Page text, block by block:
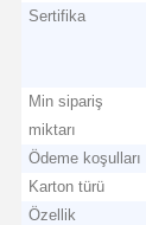
Sertifika
Min sipariş
miktarı
Ödeme koşulları
Karton türü
Özellik